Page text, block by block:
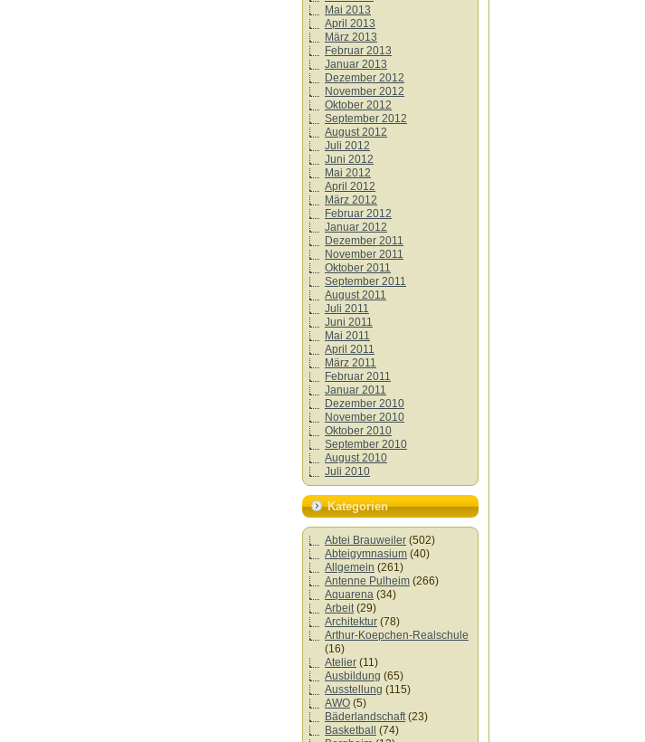
Mai 2013
April 2013
März 2013
Februar 2013
Januar 2013
Dezember 2012
November 2012
Oktober 2012
September 2012
August 2012
Juli 2012
Juni 2012
Mai 2012
April 2012
März 2012
Februar 2012
Januar 2012
Dezember 2011
November 2011
Oktober 2011
September 2011
August 2011
Juli 2011
Juni 2011
Mai 2011
April 2011
März 2011
Februar 2011
Januar 2011
Dezember 2010
November 2010
Oktober 2010
September 2010
August 2010
Juli 2010
Kategorien
Abtei Brauweiler (502)
Abteigymnasium (40)
Allgemein (261)
Antenne Pulheim (266)
Aquarena (34)
Arbeit(29)
Architektur (78)
Arthur-Koepchen-Realschule
(16)
Atelier (11)
Ausbildung (65)
Ausstellung (115)
AWO (5)
Bäderlandschaft(23)
Basketball
(74)